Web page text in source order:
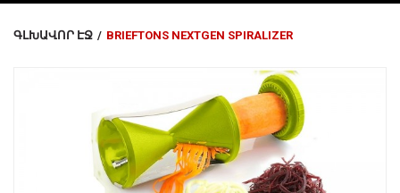
Ֆիտնես
Գեղեցկություն ԵՒ Խնամք
ԳԼԽԱՎՈՐ ԷՋ / BRIEFTONS NEXTGEN SPIRALIZER